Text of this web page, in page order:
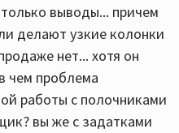
выводы... причем
делают узкие колонки
нет... хотя он
чем проблема
работы с полочниками
вы же с задатками